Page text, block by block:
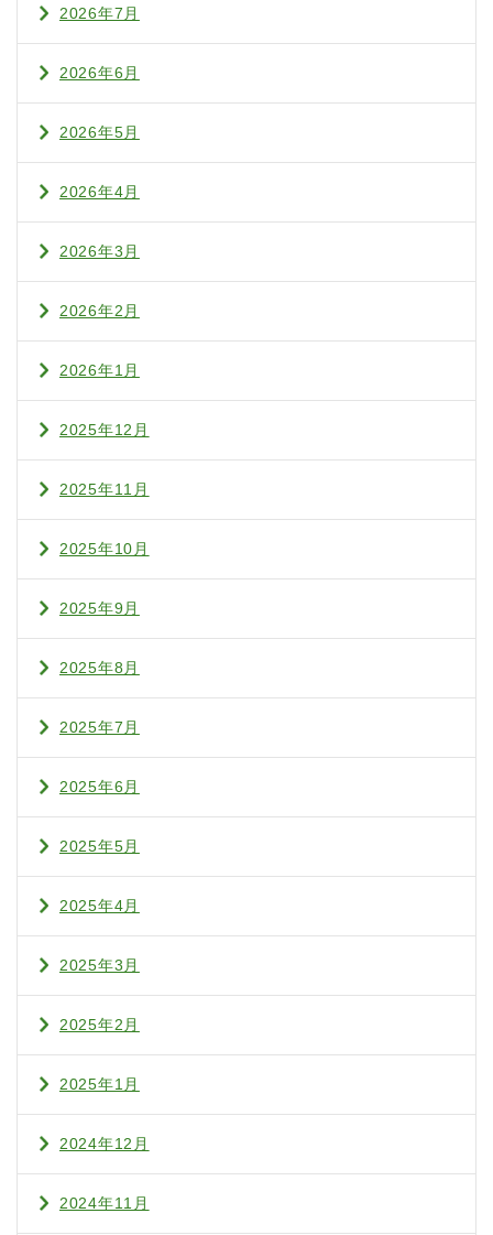
2026年7月
2026年6月
2026年5月
2026年4月
2026年3月
2026年2月
2026年1月
2025年12月
2025年11月
2025年10月
2025年9月
2025年8月
2025年7月
2025年6月
2025年5月
2025年4月
2025年3月
2025年2月
2025年1月
2024年12月
2024年11月